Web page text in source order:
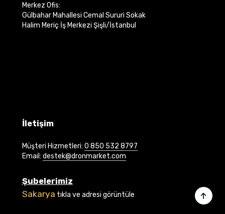
Merkez Ofis:
Gülbahar Mahallesi Cemal Sururi Sokak
Halim Meriç İş Merkezi Şişli/İstanbul
İletişim
Müşteri Hizmetleri: 0 850 532 8797
Email: destek@dronmarket.com
Şubelerimiz
Sakarya tıkla ve adresi görüntüle